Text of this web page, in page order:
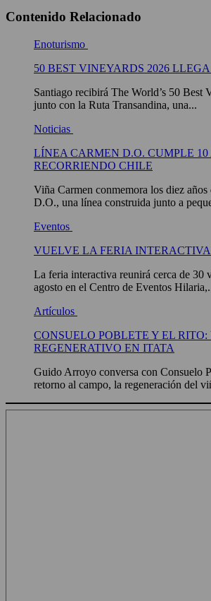
Contenido Relacionado
Enoturismo
50 BEST VINEYARDS 2026
Santiago recibirá The World’s 50 Best
junto con la Ruta Transandina, una...
Noticias
LÍNEA CARMEN D.O. CUMPLE 10
RECORRIENDO CHILE
Viña Carmen conmemora los diez años
D.O., una línea construida junto a
Eventos
VUELVE LA FERIA
La feria interactiva reunirá cerca de 30
agosto en el Centro de Eventos
Artículos
CONSUELO POBLETE Y EL RITO:
REGENERATIVO EN ITATA
Guido Arroyo conversa con Consuelo
retorno al campo, la regeneración del